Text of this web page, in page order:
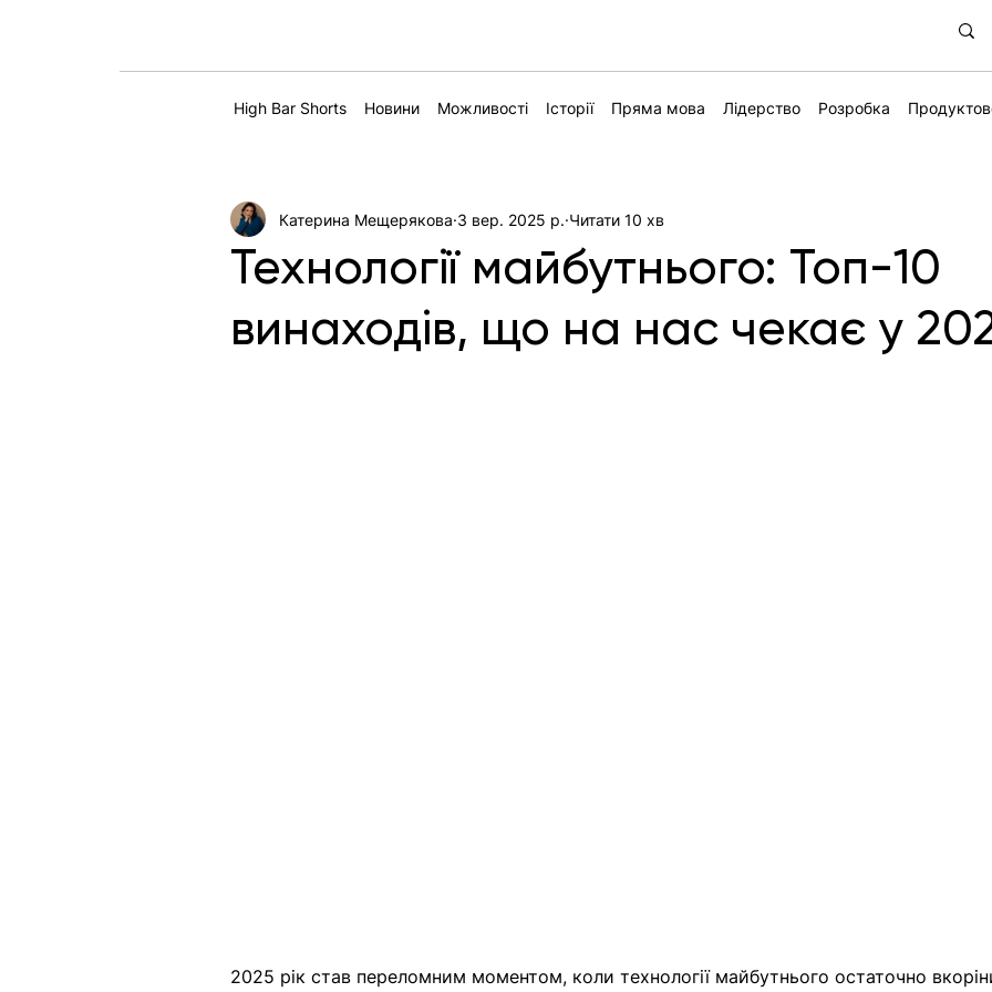
High Bar Shorts Новини Можливості Історії Пряма мова Лідерство Розробка
Технології майбутнього: Топ-10
винаходів, що на нас чекає у
Катерина Мещерякова 3 вер. 2025 р. Читати 10 хв
2025 рік став переломним моментом, коли технології майбутнього остаточно